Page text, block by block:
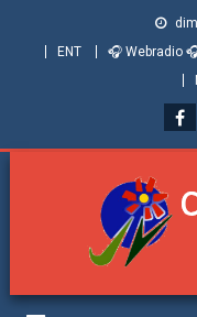
ENT
🎧 Webradio